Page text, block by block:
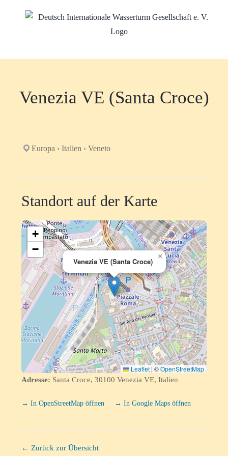
Venezia VE (Santa Croce)
Europa › Italien › Veneto
Standort auf der Karte
Venezia VE (Santa Croce)
×
+
−
Leaflet | ©OpenStreetMap
Adresse: Santa Croce, 30100 Venezia VE, Italien
→ In OpenStreetMap öffnen → In Google Maps öffnen
← Zurück zur Übersicht